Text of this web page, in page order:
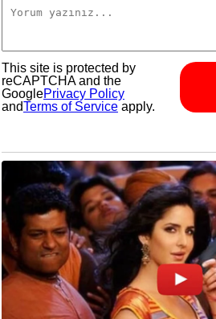
This site is protected by
reCAPTCHA and the
GooglePrivacy Policy
andTerms of Service apply.